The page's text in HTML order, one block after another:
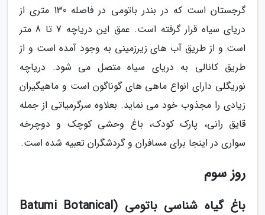
گرجستان است که در بندر باتومی در فاصله 130 متری از
دریای سیاه قرار گرفته است. عمق این دریاچه 7 تا 8 متر
است و از طریق آب های زیرزمینی به وجود آمده است و از
طریق کانالی به دریای سیاه متصل می شود. دریاچه
نوریگلی دارای انواع ماهی های گوناگون است و ماهیگیران
زیادی را مجذوب خود می نماید. بعلاوه سرگرمیاتی از جمله
قایق رانی، پارک کودک، باغ وحشی کوچک و دوچرخه
سواری در اینجا برای مسافران و گردشگران تعبیه شده است.
روز سوم
باغ گیاه شناسی باتومی (Batumi Botanical